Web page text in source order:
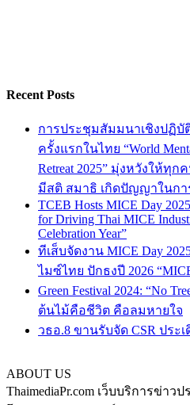
Recent Posts
การประชุมสัมมนาเชิงปฏิ
ครั้งแรกในไทย “World
Retreat 2025” มุ่งหวังให้
มีสติ สมาธิ เกิดปัญญาในกา
TCEB Hosts MICE Day
for Driving Thai MICE
Celebration Year”
ทีเส็บจัดงาน MICE Day
ไมซ์ไทย ปักธงปี 2026 “MICE
Green Festival 2024: “No
ต้นไม้คือชีวิต คือลมหายใจ
วธอ.8 ขานรับจัด CSR ประ
ABOUT US
ThaimediaPr.com เว็บบริการข่า